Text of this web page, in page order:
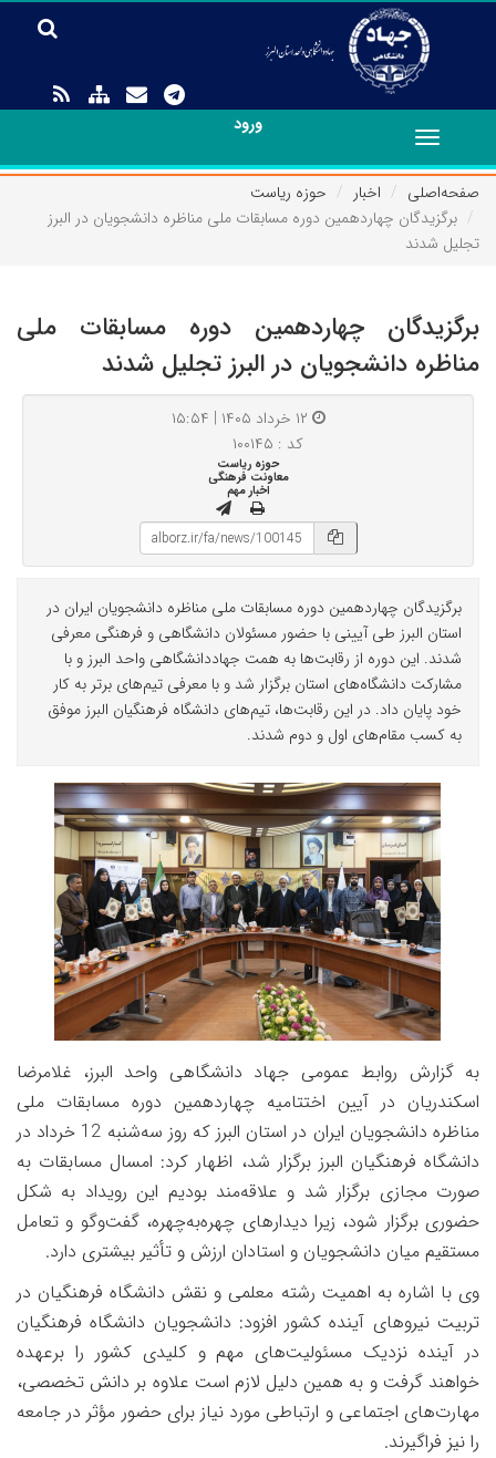
ورود
Toggle
navigation
صفحه‌اصلی
اخبار
حوزه ریاست
برگزیدگان چهاردهمین دوره مسابقات ملی مناظره دانشجویان در البرز
تجلیل شدند
برگزیدگان چهاردهمین دوره مسابقات ملی
مناظره دانشجویان در البرز تجلیل شدند
کد : ۱۰۰۱۴۵
حوزه ریاست
معاونت فرهنگی
اخبار مهم
برگزیدگان چهاردهمین دوره مسابقات ملی مناظره دانشجویان ایران در
استان البرز طی آیینی با حضور مسئولان دانشگاهی و فرهنگی معرفی
شدند. این دوره از رقابت‌ها به همت جهاددانشگاهی واحد البرز و با
مشارکت دانشگاه‌های استان برگزار شد و با معرفی تیم‌های برتر به کار
خود پایان داد. در این رقابت‌ها، تیم‌های دانشگاه فرهنگیان البرز موفق
به کسب مقام‌های اول و دوم شدند.
به گزارش روابط عمومی جهاد دانشگاهی واحد البرز، غلامرضا
اسکندریان در آیین اختتامیه چهاردهمین دوره مسابقات ملی
مناظره دانشجویان ایران در استان البرز که روز سه‌شنبه 12 خرداد در
دانشگاه فرهنگیان البرز برگزار شد، اظهار کرد: امسال مسابقات به
صورت مجازی برگزار شد و علاقه‌مند بودیم این رویداد به شکل
حضوری برگزار شود، زیرا دیدارهای چهره‌به‌چهره، گفت‌وگو و تعامل
مستقیم میان دانشجویان و استادان ارزش و تأثیر بیشتری دارد.
وی با اشاره به اهمیت رشته معلمی و نقش دانشگاه فرهنگیان در
تربیت نیروهای آینده کشور افزود: دانشجویان دانشگاه فرهنگیان
در آینده نزدیک مسئولیت‌های مهم و کلیدی کشور را برعهده
خواهند گرفت و به همین دلیل لازم است علاوه بر دانش تخصصی،
مهارت‌های اجتماعی و ارتباطی مورد نیاز برای حضور مؤثر در جامعه
را نیز فراگیرند.